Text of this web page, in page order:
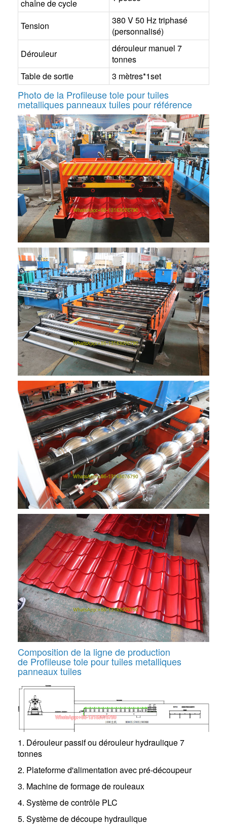
chaîne de cycle
Tension
380 V 50 Hz triphasé
(personnalisé)
Dérouleur
dérouleur manuel 7
tonnes
Table de sortie
3 mètres*1set
Photo de la Profileuse tole pour tuiles
metalliques panneaux tuiles pour référence
Composition de la ligne de production
de Profileuse tole pour tuiles metalliques
panneaux tuiles
1. Dérouleur passif ou dérouleur hydraulique 7
tonnes
2. Plateforme d'alimentation avec pré-découpeur
3. Machine de formage de rouleaux
4. Système de contrôle PLC
5. Système de découpe hydraulique